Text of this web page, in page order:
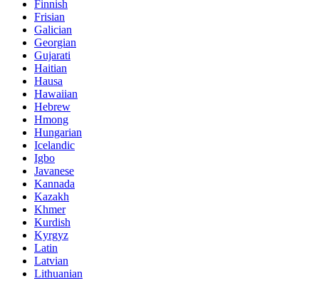
Finnish
Frisian
Galician
Georgian
Gujarati
Haitian
Hausa
Hawaiian
Hebrew
Hmong
Hungarian
Icelandic
Igbo
Javanese
Kannada
Kazakh
Khmer
Kurdish
Kyrgyz
Latin
Latvian
Lithuanian